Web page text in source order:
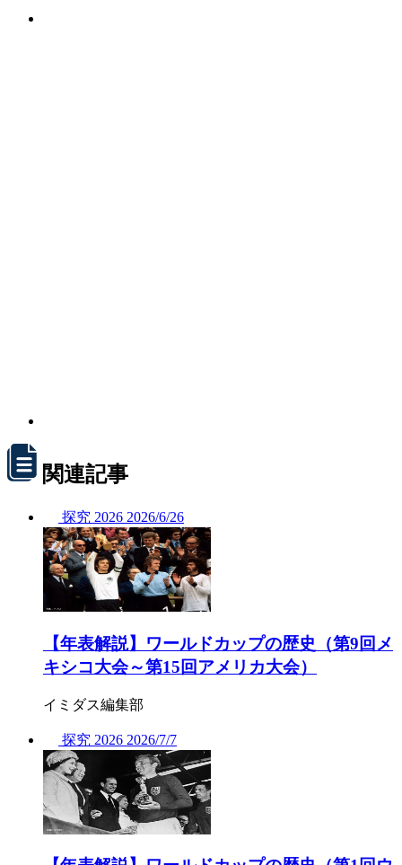
関連記事
探究 2026 2026/6/26
【年表解説】ワールドカップの歴史（第9回メ
キシコ大会～第15回アメリカ大会）
イミダス編集部
探究 2026 2026/7/7